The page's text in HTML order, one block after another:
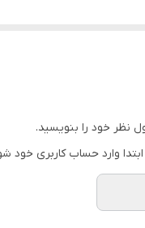
آرت قبل از ارسال چک
بدون افکت و کار فتوشاپ
با گرفتن عکس و فیلم
نظر خود را بنویسید.
وارد حساب کاربری خود